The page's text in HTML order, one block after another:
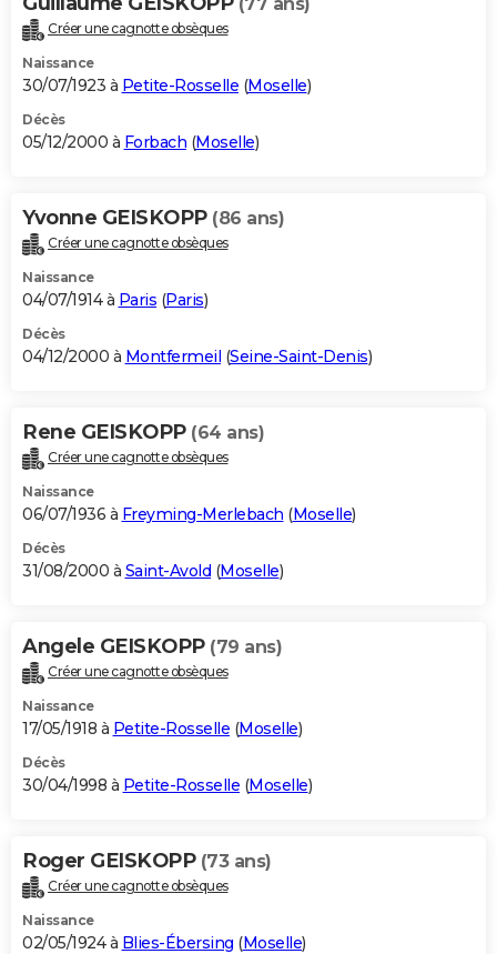
Créer une cagnotte obsèques
Naissance
30/07/1923 à Petite-Rosselle (Moselle)
Décès
05/12/2000 à Forbach (Moselle)
Yvonne GEISKOPP (86 ans)
Créer une cagnotte obsèques
Naissance
04/07/1914 à Paris (Paris)
Décès
04/12/2000 à Montfermeil (Seine-Saint-Denis)
Rene GEISKOPP (64 ans)
Créer une cagnotte obsèques
Naissance
06/07/1936 à Freyming-Merlebach (Moselle)
Décès
31/08/2000 à Saint-Avold (Moselle)
Angele GEISKOPP (79 ans)
Créer une cagnotte obsèques
Naissance
17/05/1918 à Petite-Rosselle (Moselle)
Décès
30/04/1998 à Petite-Rosselle (Moselle)
Roger GEISKOPP (73 ans)
Créer une cagnotte obsèques
Naissance
02/05/1924 à Blies-Ébersing (Moselle)